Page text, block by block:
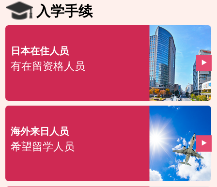
入学手续
日本在住人员
有在留资格人员
海外来日人员
希望留学人员